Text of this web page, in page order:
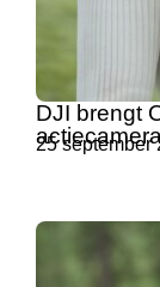
DJI brengt
25 september